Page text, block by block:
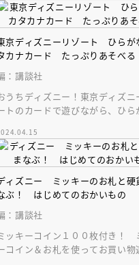
京ディズニーリゾート ひらが
カナカード たっぷりあそべる
：講談社
うちディズニー！東京ディズニ
トのカードで遊びながら、ひら
ド９２枚入！
ィズニー ミッキーのお札と硬
ぶ！ はじめてのおかいもの
：講談社
ッキーコイン１００枚付き！
コイン＆お札を使ってお買い物